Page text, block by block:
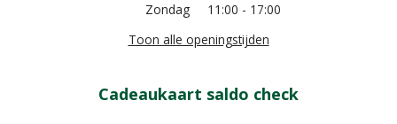
Zondag
11:00 - 17:00
Toon alle openingstijden
Cadeaukaart saldo check